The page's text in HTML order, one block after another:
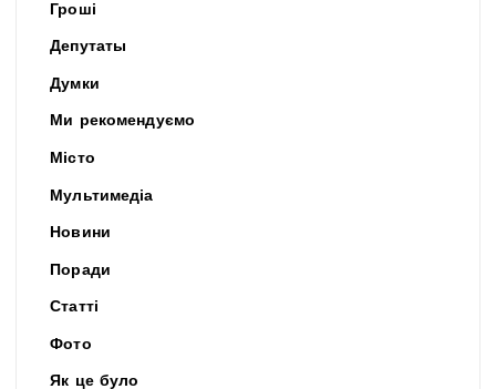
Гроші
Депутаты
Думки
Ми рекомендуємо
Місто
Мультимедіа
Новини
Поради
Статті
Фото
Як це було